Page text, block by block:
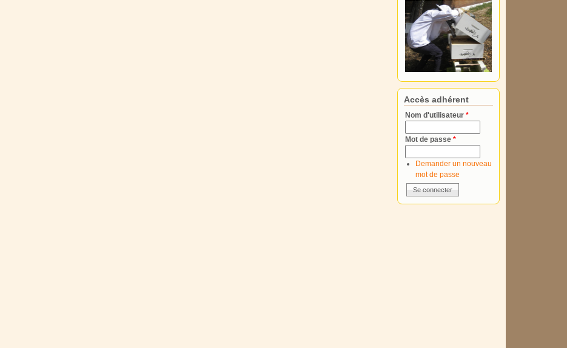
Accès adhérent
Nom d'utilisateur *
Mot de passe *
Demander un nouveau
mot de passe